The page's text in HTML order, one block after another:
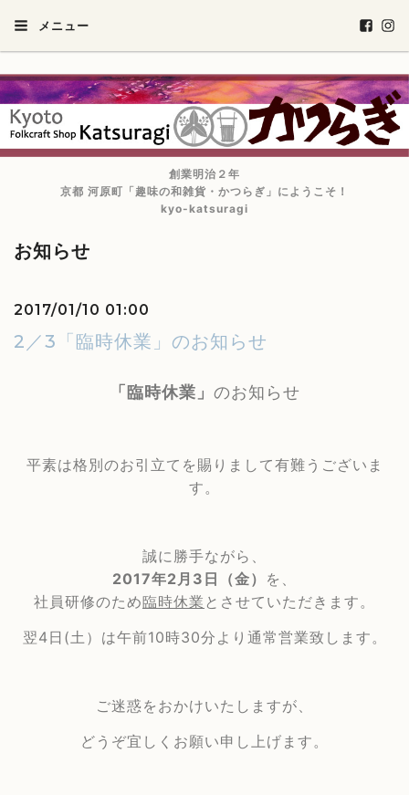
メニュー
創業明治２年
京都 河原町「趣味の和雑貨・かつらぎ」にようこそ！
kyo-katsuragi
お知らせ
2017/01/10 01:00
2／3「臨時休業」のお知らせ
「臨時休業」 のお知らせ
平素は格別のお引立てを賜りまして有難うございま
す。
誠に勝手ながら、
2017年2月3日（金） を、
社員研修のため臨時休業 とさせていただきます。
翌4日(土）は午前10時30分より通常営業致します。
ご迷惑をおかけいたしますが、
どうぞ宜しくお願い申し上げます。